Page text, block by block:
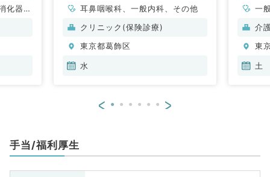
化器内
耳鼻咽喉科、一般内科、その他
クリニック(保険診療)
東京都葛飾区
水
一
介
東
土
< >
手当/福利厚生